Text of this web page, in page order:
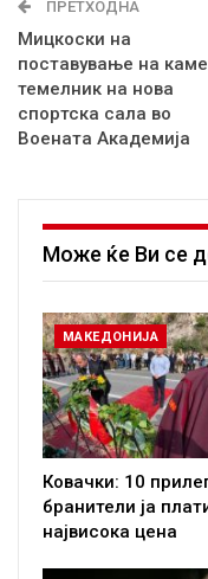
ПРЕТХОДНА
Мицкоски на
поставување на
темелник на нова
спортска сала во
Воената Академија
Може ќе Ви се
МАКЕДОНИЈА
Ковачки: 10
бранители ја
највисока цена